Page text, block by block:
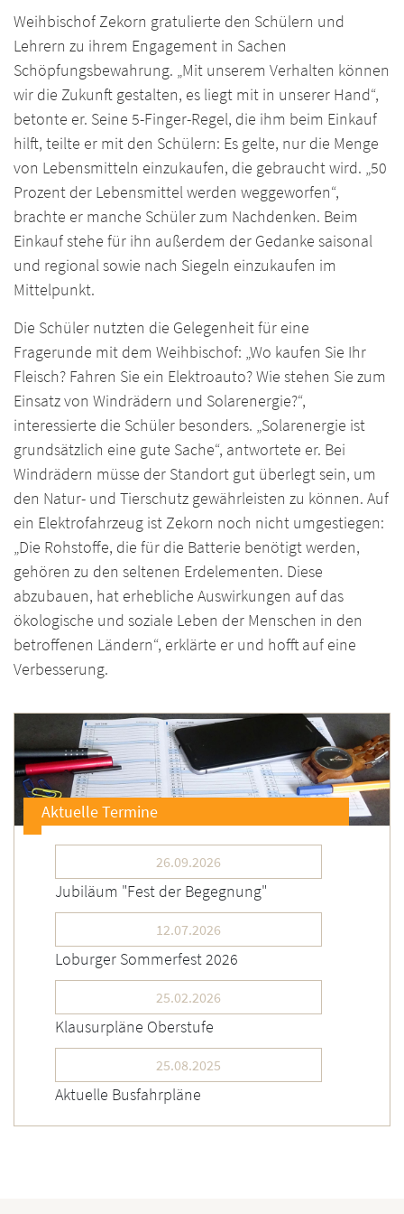
Weihbischof Zekorn gratulierte den Schülern und
Lehrern zu ihrem Engagement in Sachen
Schöpfungsbewahrung. „Mit unserem Verhalten können
wir die Zukunft gestalten, es liegt mit in unserer Hand“,
betonte er. Seine 5-Finger-Regel, die ihm beim Einkauf
hilft, teilte er mit den Schülern: Es gelte, nur die Menge
von Lebensmitteln einzukaufen, die gebraucht wird. „50
Prozent der Lebensmittel werden weggeworfen“,
brachte er manche Schüler zum Nachdenken. Beim
Einkauf stehe für ihn außerdem der Gedanke saisonal
und regional sowie nach Siegeln einzukaufen im
Mittelpunkt.
Die Schüler nutzten die Gelegenheit für eine
Fragerunde mit dem Weihbischof: „Wo kaufen Sie Ihr
Fleisch? Fahren Sie ein Elektroauto? Wie stehen Sie zum
Einsatz von Windrädern und Solarenergie?“,
interessierte die Schüler besonders. „Solarenergie ist
grundsätzlich eine gute Sache“, antwortete er. Bei
Windrädern müsse der Standort gut überlegt sein, um
den Natur- und Tierschutz gewährleisten zu können. Auf
ein Elektrofahrzeug ist Zekorn noch nicht umgestiegen:
„Die Rohstoffe, die für die Batterie benötigt werden,
gehören zu den seltenen Erdelementen. Diese
abzubauen, hat erhebliche Auswirkungen auf das
ökologische und soziale Leben der Menschen in den
betroffenen Ländern“, erklärte er und hofft auf eine
Verbesserung.
Aktuelle Termine
26.09.2026
Jubiläum "Fest der Begegnung"
12.07.2026
Loburger Sommerfest 2026
25.02.2026
Klausurpläne Oberstufe
25.08.2025
Aktuelle Busfahrpläne